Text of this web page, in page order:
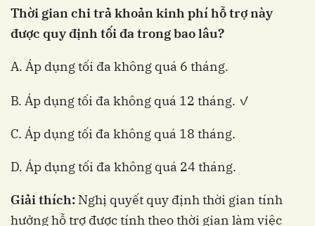
Thời gian chi trả khoản kinh phí hỗ trợ này
được quy định tối đa trong bao lâu?
A. Áp dụng tối đa không quá 6 tháng.
B. Áp dụng tối đa không quá 12 tháng. ✓
C. Áp dụng tối đa không quá 18 tháng.
D. Áp dụng tối đa không quá 24 tháng.
Giải thích: Nghị quyết quy định thời gian tính
hưởng hỗ trợ được tính theo thời gian làm việc